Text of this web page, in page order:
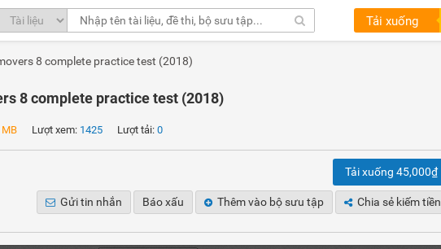
Tải xuống
8 complete practice test (2018)
8 complete practice test (2018)
Lượt xem: 1425 Lượt tải: 0
Tải xuống 45,000₫
Gửi tin nhắn Báo xấu Thêm vào bộ sưu tập Chia sẻ kiếm tiền